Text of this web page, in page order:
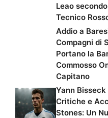
Leao
Tecnico
Addio a
Compagni di
Portano la
Commosso
Capitano
Yann
Critiche e
Stones: Un